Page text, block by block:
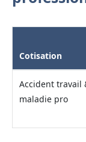
Cotisation
Accident travail
maladie pro